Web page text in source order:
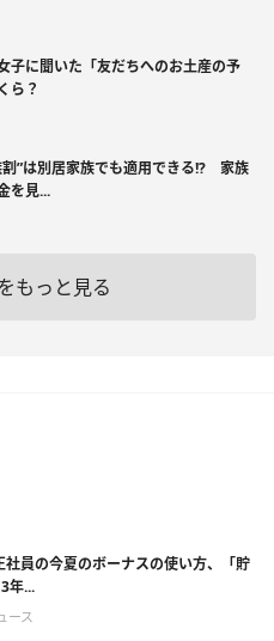
に聞いた「友だちへのお土産の予
ら？
割”は別居家族でも適用できる!? 家族
を見...
もっと見る
社員の今夏のボーナスの使い方、「貯
年...
ース